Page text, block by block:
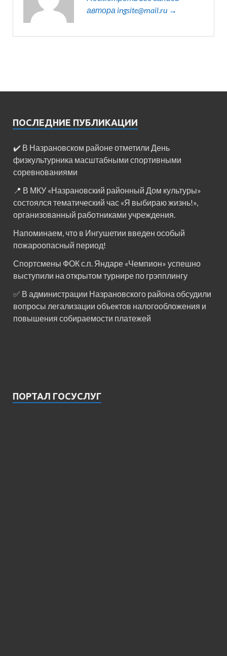
автора ingsite@mail.ru →
ПОСЛЕДНИЕ ПУБЛИКАЦИИ
✔️ В Назрановском районе отметили День
физкультурника масштабными спортивными
соревнованиями
📍 В МКУ «Назрановский районный Дом культуры»
состоялся тематический час «Я выбираю жизнь!»,
организованный работниками учреждения.
Напоминаем, что в Ингушетии введен особый
пожароопасный период!⁣⁣⠀
Спортсмены ФОК с.п. Яндаре «Чемпион» успешно
выступили на открытом турнире по грэпплингу
✅ В администрации Назрановского района обсудили
вопросы легализации объектов налогообложения и
повышения собираемости платежей
ПОРТАЛ ГОСУСЛУГ